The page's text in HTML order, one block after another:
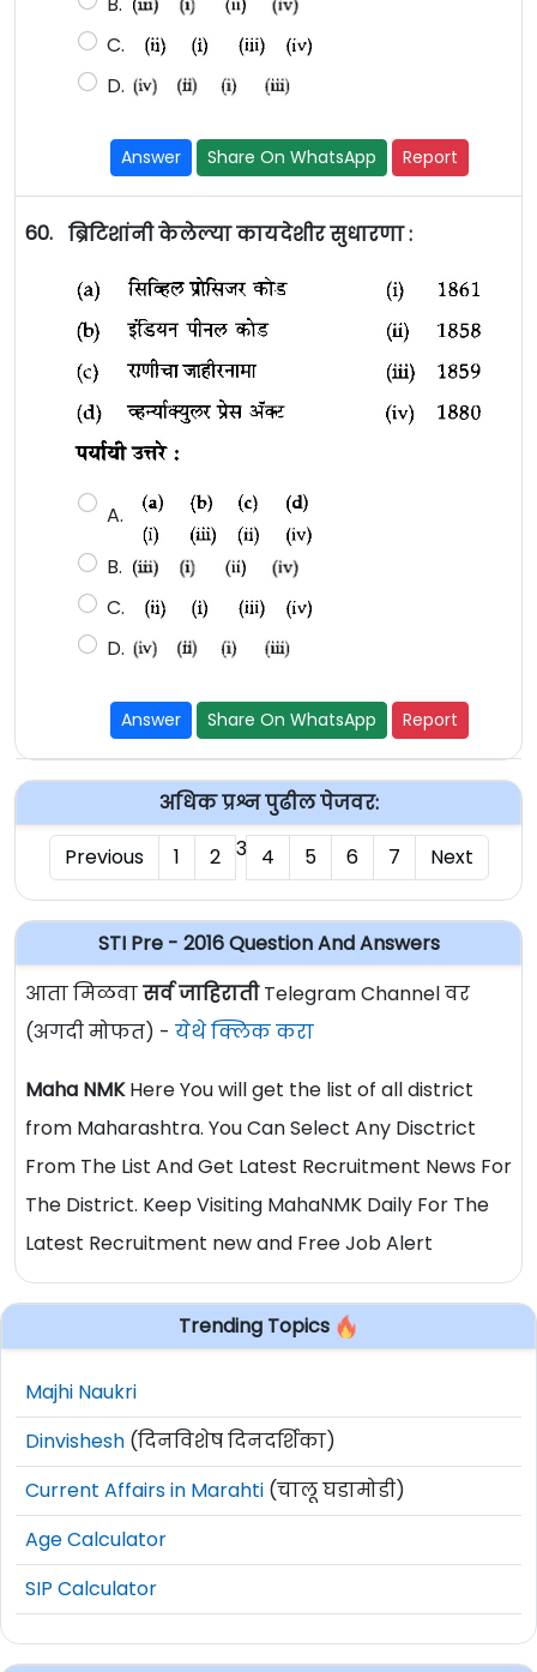
C.
D.
Answer Share On WhatsApp Report
60. ब्रिटिशांनी केलेल्या कायदेशीर सुधारणा :
A.
B.
C.
D.
Answer Share On WhatsApp Report
अधिक प्रश्न पुढील पेजवर:
Previous
1 2 3 4 5 6 7 Next
STI Pre - 2016 Question And Answers
आता मिळवासर्व जाहिरातीTelegram Channel वर
(अगदी मोफत) - येथे क्लिक करा
Maha NMKHere You will get the list of all district
from Maharashtra. You Can Select Any Disctrict
From The List And Get Latest Recruitment News For
The District. Keep Visiting MahaNMK Daily For The
Latest Recruitment new and Free Job Alert
Trending Topics
Majhi Naukri
Dinvishesh (दिनविशेष दिनदर्शिका)
Current Affairs in Marahti (चालू घडामोडी)
Age Calculator
SIP Calculator